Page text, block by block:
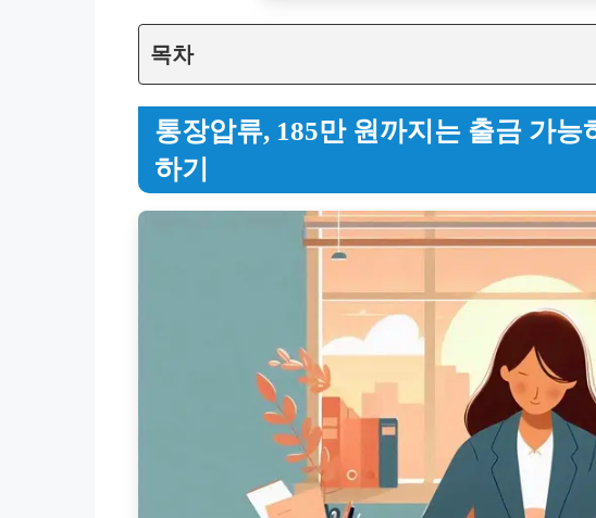
목차
통장압류, 185만 원까지는 출금 가
하기